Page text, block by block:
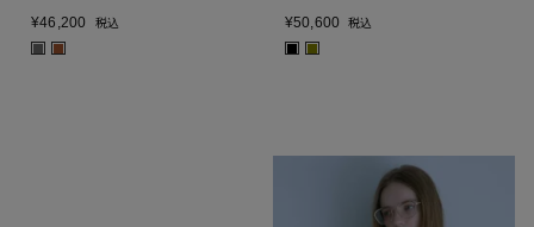
¥46,200 税込
■ ■
¥50,600 税込
■ ■